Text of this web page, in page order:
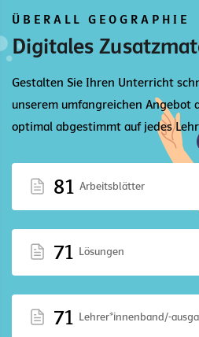
ÜBERALL GEOGRAPHIE
Digitales
Gestalten Sie Ihren Unterricht
unserem umfangreichen Angebot
optimal abgestimmt auf jedes
81 Arbeitsblätter
71 Lösungen
71 Lehrer*innenband/-